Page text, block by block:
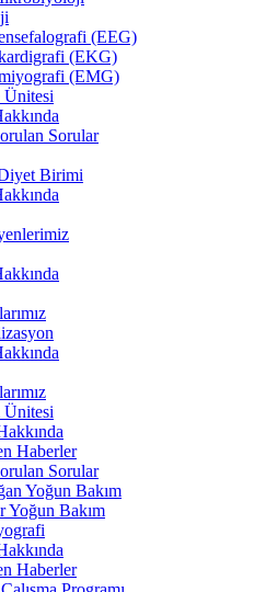
(EEG)
(EKG)
(EMG)
Ünitesi
Sorular
Birimi
Ünitesi
Haberler
Sorular
Yoğun Bakım
Yoğun Bakım
Haberler